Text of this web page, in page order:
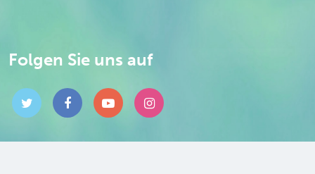
Folgen Sie uns auf